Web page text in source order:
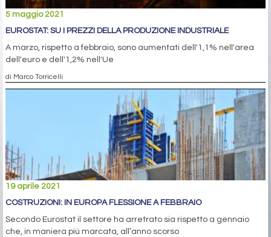
5 maggio 2021
EUROSTAT: SU I PREZZI DELLA PRODUZIONE INDUSTRIALE
A marzo, rispetto a febbraio, sono aumentati dell'1,1% nell'area
dell'euro e dell'1,2% nell'Ue
di Marco Torricelli
19 aprile 2021
COSTRUZIONI: IN EUROPA FLESSIONE A FEBBRAIO
Secondo Eurostat il settore ha arretrato sia rispetto a gennaio
che, in maniera più marcata, all’anno scorso